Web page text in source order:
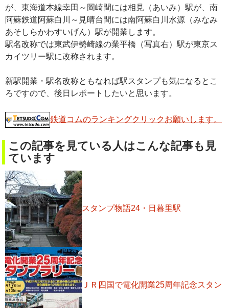
が、東海道本線幸田～岡崎間には相見（あいみ）駅が、南
阿蘇鉄道阿蘇白川～見晴台間には南阿蘇白川水源（みなみ
あそしらかわすいげん）駅が開業します。
駅名改称では東武伊勢崎線の業平橋（写真右）駅が東京ス
カイツリー駅に改称されます。
新駅開業・駅名改称ともなれば駅スタンプも気になるとこ
ろですので、後日レポートしたいと思います。
鉄道コムのランキングクリックお願いします。
この記事を見ている人はこんな記事も見
ています
スタンプ物語24・日暮里駅
ＪＲ四国で電化開業25周年記念スタン